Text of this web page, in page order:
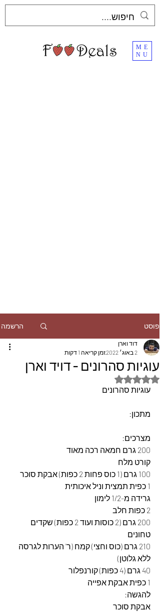
ME
NU
פוסט הרשמה
עוגיות סהרונים - דויד וארן
דוד וארן
2 באוג׳ 2022
זמן קריאה 1 דקות
דירוג של NaN מתוך 5 כוכבים
עוגיות סהרונים
מתכון:
מצרכים:
200 גרם חמאה רכה מאוד
קורט מלח
100 גרם (1 כוס פחות 2 כפות) אבקת סוכר
1 כפית תמצית וניל איכותית
גרידה מ-1/2 לימון
2 כפות חלב
200 גרם (2 כוסות ועוד 2 כפות) שקדים
טחונים
210 גרם (כוס וחצי) קמח (ר' הערות לגרסה
ללא גלוטן)
40 גרם (4 כפות) קורנפלור
1 כפית אבקת אפייה
להגשה:
אבקת סוכר